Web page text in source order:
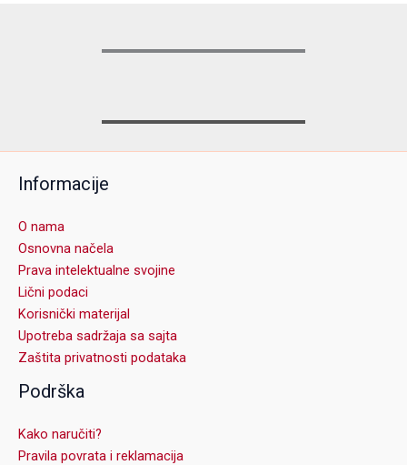
Informacije
O nama
Osnovna načela
Prava intelektualne svojine
Lični podaci
Korisnički materijal
Upotreba sadržaja sa sajta
Zaštita privatnosti podataka
Podrška
Kako naručiti?
Pravila povrata i reklamacija